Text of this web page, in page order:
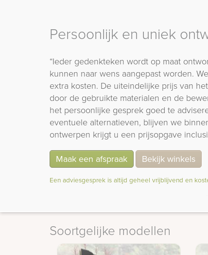
Persoonlijk en uniek
“Ieder gedenkteken wordt op maat
kunnen naar wens aangepast worden.
extra kosten. De uiteindelijke prijs van
door de gebruikte materialen en de
het persoonlijke gesprek goed te
eventuele alternatieven, blijven we
ontwerpen krijgt u een prijsopgave
Maak een afspraak Bekijk winkels
Een adviesgesprek is altijd geheel vrijblijvend en
Soortgelijke modellen